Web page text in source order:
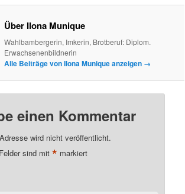
Über Ilona Munique
Wahlbambergerin, Imkerin, Brotberuf: Diplom.
Erwachsenenbildnerin
Alle Beiträge von Ilona Munique anzeigen →
einen Kommentar
wird nicht veröffentlicht.
sind mit* markiert